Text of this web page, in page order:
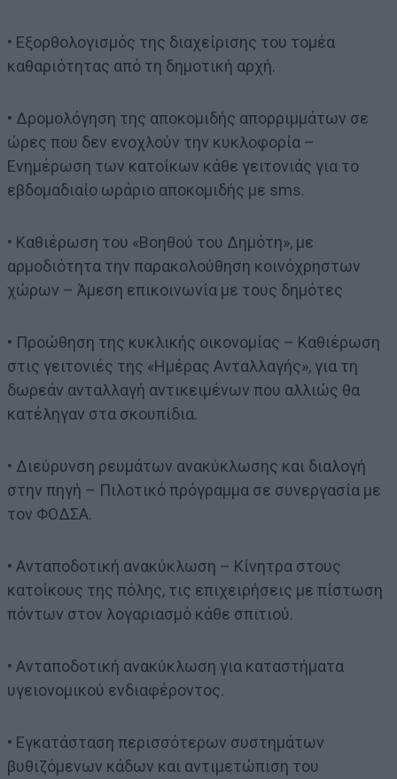
• Εξορθολογισμός της διαχείρισης του τομέα
καθαριότητας από τη δημοτική αρχή.
• Δρομολόγηση της αποκομιδής απορριμμάτων σε
ώρες που δεν ενοχλούν την κυκλοφορία –
Ενημέρωση των κατοίκων κάθε γειτονιάς για το
εβδομαδιαίο ωράριο αποκομιδής με sms.
• Καθιέρωση του «Βοηθού του Δημότη», με
αρμοδιότητα την παρακολούθηση κοινόχρηστων
χώρων – Άμεση επικοινωνία με τους δημότες
• Προώθηση της κυκλικής οικονομίας – Καθιέρωση
στις γειτονιές της «Ημέρας Ανταλλαγής», για τη
δωρεάν ανταλλαγή αντικειμένων που αλλιώς θα
κατέληγαν στα σκουπίδια.
• Διεύρυνση ρευμάτων ανακύκλωσης και διαλογή
στην πηγή – Πιλοτικό πρόγραμμα σε συνεργασία με
τον ΦΟΔΣΑ.
• Ανταποδοτική ανακύκλωση – Κίνητρα στους
κατοίκους της πόλης, τις επιχειρήσεις με πίστωση
πόντων στον λογαριασμό κάθε σπιτιού.
• Ανταποδοτική ανακύκλωση για καταστήματα
υγειονομικού ενδιαφέροντος.
• Εγκατάσταση περισσότερων συστημάτων
βυθιζόμενων κάδων και αντιμετώπιση του